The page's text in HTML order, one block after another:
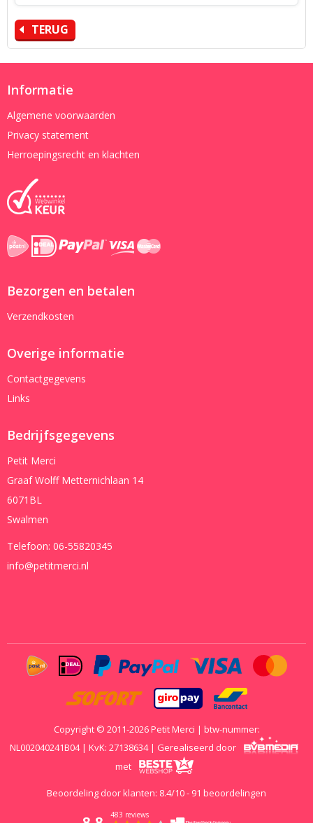
TERUG
Informatie
Algemene voorwaarden
Privacy statement
Herroepingsrecht en klachten
Bezorgen en betalen
Verzendkosten
Overige informatie
Contactgegevens
Links
Bedrijfsgegevens
Petit Merci
Graaf Wolff Metternichlaan 14
6071BL
Swalmen
Telefoon: 06-55820345
info@petitmerci.nl
Copyright © 2011-2026 Petit Merci | btw-nummer:
NL002040241B04 | KvK: 27138634 | Gerealiseerd door
met
Beoordeling door klanten: 8.4/10- 91 beoordelingen
483 reviews